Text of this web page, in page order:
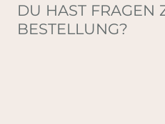
DU HAST FRAGEN
BESTELLUNG?